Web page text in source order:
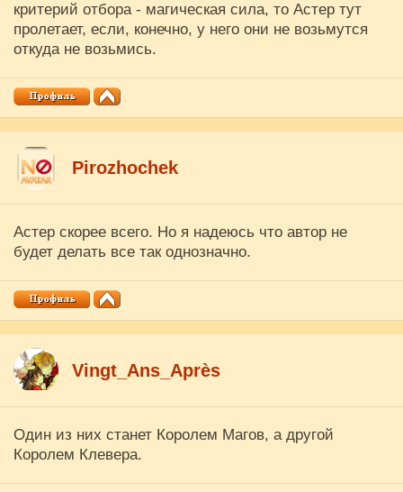
критерий отбора - магическая сила, то Астер тут
пролетает, если, конечно, у него они не возьмутся
откуда не возьмись.
Pirozhochek
Астер скорее всего. Но я надеюсь что автор не
будет делать все так однозначно.
Vingt_Ans_Après
Один из них станет Королем Магов, а другой
Королем Клевера.